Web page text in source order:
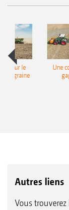
pour le
Une
Autres liens
Vous